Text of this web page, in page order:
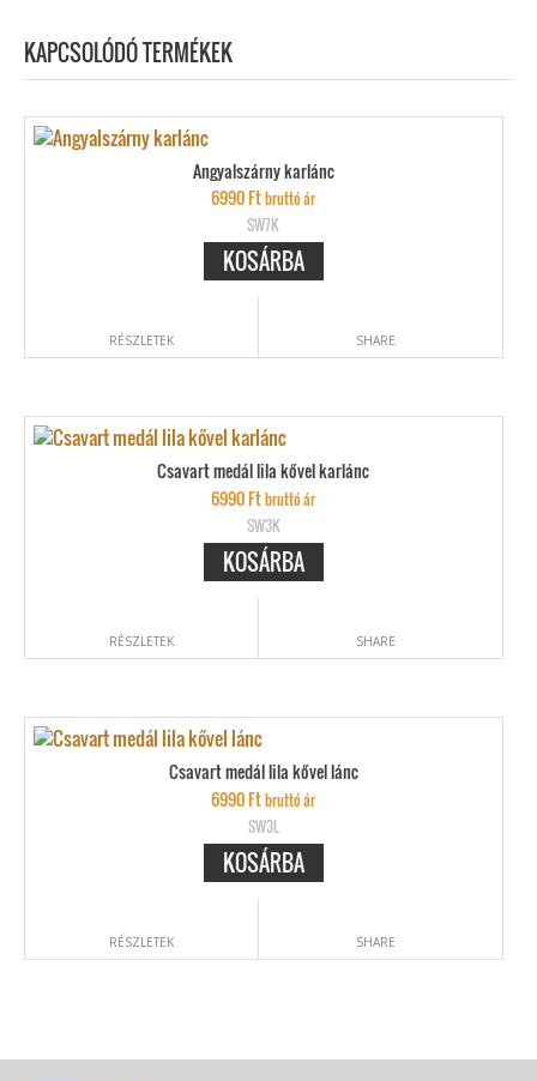
KAPCSOLÓDÓ TERMÉKEK
Angyalszárny karlánc
6990Ftbruttó ár
SW7K
KOSÁRBA
RÉSZLETEK SHARE
Csavart medál lila kővel karlánc
6990Ftbruttó ár
SW3K
KOSÁRBA
RÉSZLETEK SHARE
Csavart medál lila kővel lánc
6990Ftbruttó ár
SW3L
KOSÁRBA
RÉSZLETEK SHARE